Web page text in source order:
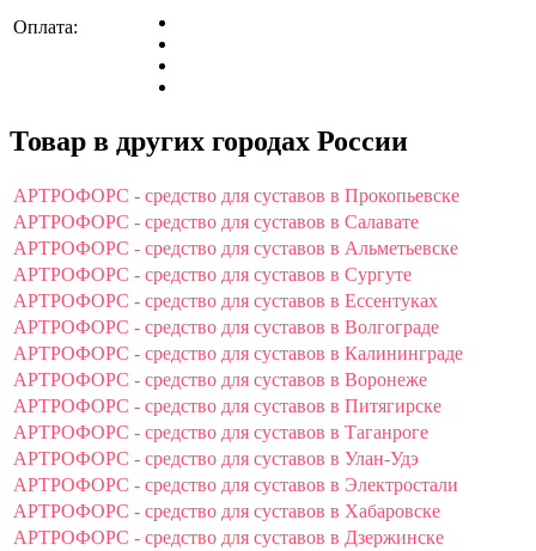
Оплата:
Товар в других городах России
АРТРОФОРС - средство для суставов в Прокопьевске
АРТРОФОРС - средство для суставов в Салавате
АРТРОФОРС - средство для суставов в Альметьевске
АРТРОФОРС - средство для суставов в Сургуте
АРТРОФОРС - средство для суставов в Ессентуках
АРТРОФОРС - средство для суставов в Волгограде
АРТРОФОРС - средство для суставов в Калининграде
АРТРОФОРС - средство для суставов в Воронеже
АРТРОФОРС - средство для суставов в Питягирске
АРТРОФОРС - средство для суставов в Таганроге
АРТРОФОРС - средство для суставов в Улан-Удэ
АРТРОФОРС - средство для суставов в Электростали
АРТРОФОРС - средство для суставов в Хабаровске
АРТРОФОРС - средство для суставов в Дзержинске